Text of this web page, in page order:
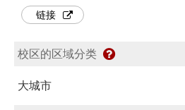
链接
校区的区域分类
大城市